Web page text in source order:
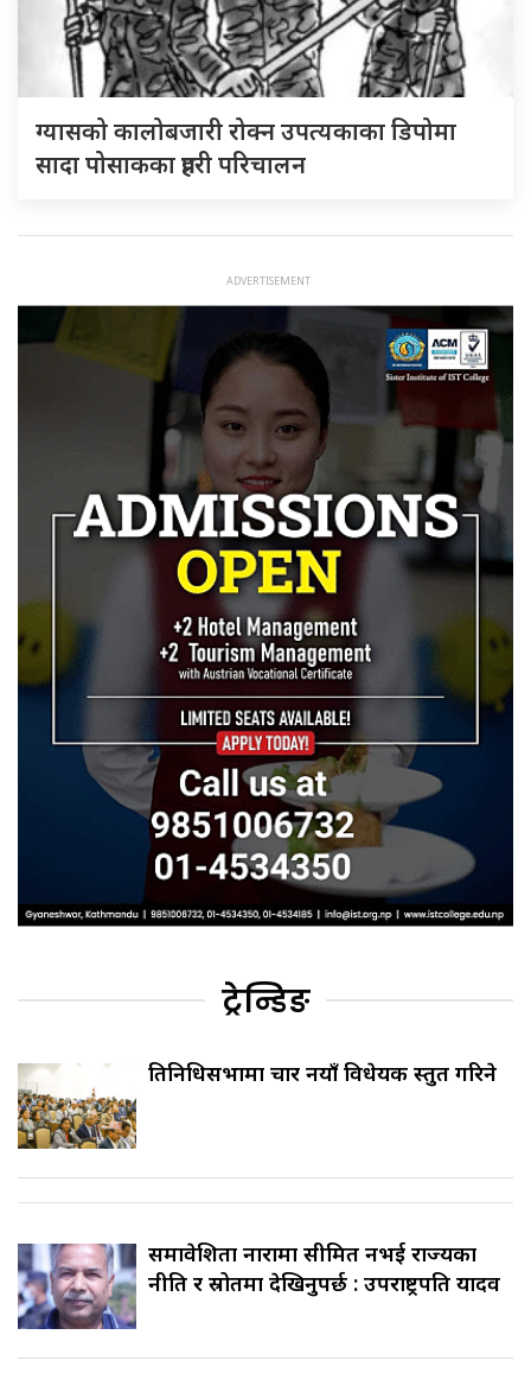
ग्यासको कालोबजारी रोक्न उपत्यकाका डिपोमा
सादा पोसाकका प्रहरी परिचालन
ट्रेन्डिङ
प्रतिनिधिसभामा चार नयाँ विधेयक प्रस्तुत गरिने
समावेशिता नारामा सीमित नभई राज्यका
नीति र स्रोतमा देखिनुपर्छ : उपराष्ट्रपति यादव